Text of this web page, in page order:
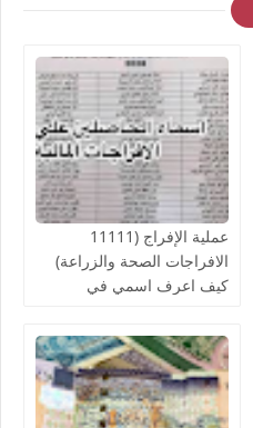
عملية الإفراج (11111
الافراجات الصحة والزراعة)
كيف اعرف اسمي في
لإنجاز الإفراج المالي عن
رواتب الموظفين لشهر
أغسطس